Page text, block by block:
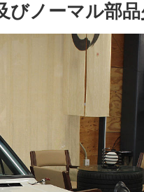
ノーマル部品